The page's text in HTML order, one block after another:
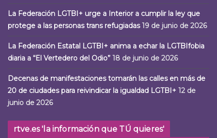
La Federación LGTBI+ urge a Interior a cumplir la ley que
protege a las personas trans refugiadas 19 de junio de 2026
La Federación Estatal LGTBI+ anima a echar la LGTBIfobia
diaria a “El Vertedero del Odio” 18 de junio de 2026
Decenas de manifestaciones tomarán las calles en más de
20 de ciudades para reivindicar la igualdad LGTBI+ 12 de
junio de 2026
rtve.es 'la información que TÚ quieres'